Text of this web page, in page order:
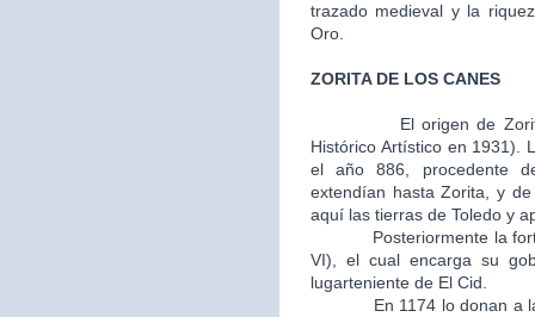
trazado medieval y la
Oro.
ZORITA DE LOS CANES
El origen de
Histórico Artístico en 1931).
el año 886, procedente
extendían hasta Zorita, y
aquí las tierras de Toledo y
Posteriormente la
VI), el cual encarga su
lugarteniente de El Cid.
En 1174 lo donan a la